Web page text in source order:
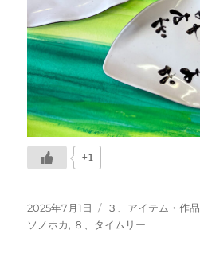
+1
投
稿
2025年7月1日
カ
テ
３、アイテム・作品
ソノホカ, ８、タイムリー